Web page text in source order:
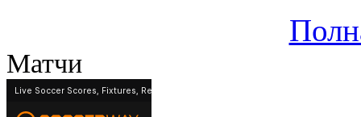
Матчи